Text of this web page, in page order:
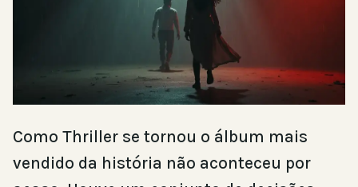
Como Thriller se tornou o álbum mais
vendido da história não aconteceu por